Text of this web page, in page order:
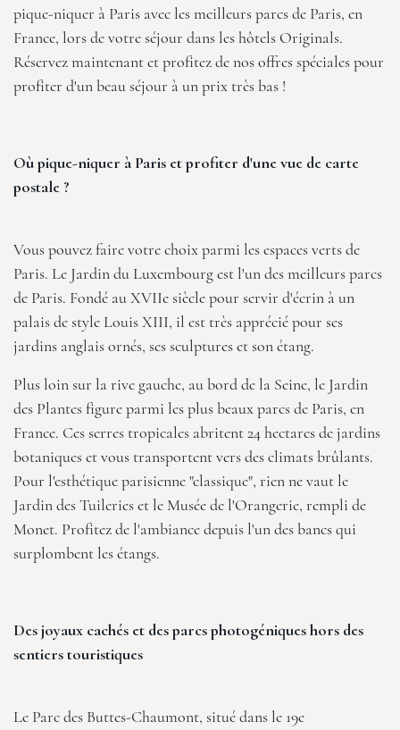
pique-niquer à Paris avec les meilleurs parcs de Paris, en
France, lors de votre séjour dans les hôtels Originals.
Réservez maintenant et profitez de nosoffres spécialespour
profiter d'un beau séjour à un prix très bas !
Où pique-niquer à Paris et profiter d'une vue de carte
postale ?
Vous pouvez faire votre choix parmi les espaces verts de
Paris. Le Jardin du Luxembourg est l'un des meilleurs parcs
de Paris. Fondé au XVIIe siècle pour servir d'écrin à un
palais de style Louis XIII, il est très apprécié pour ses
jardins anglais ornés, ses sculptures et son étang.
Plus loin sur la rive gauche, au bord de la Seine, le Jardin
des Plantes figure parmi les plus beaux parcs de Paris, en
France. Ces serres tropicales abritent 24 hectares de jardins
botaniques et vous transportent vers des climats brûlants.
Pour l'esthétique parisienne "classique", rien ne vaut le
Jardin des Tuileries et le Musée de l'Orangerie, rempli de
Monet. Profitez de l'ambiance depuis l'un des bancs qui
surplombent les étangs.
Des joyaux cachés et des parcs photogéniques hors des
sentiers touristiques
Le Parc des Buttes-Chaumont, situé dans le 19e